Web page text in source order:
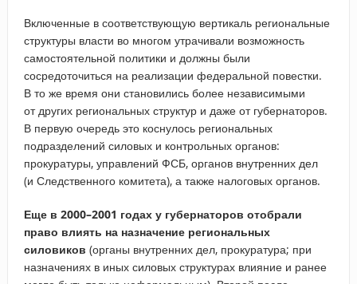
Включенные в соответствующую вертикаль региональные
структуры власти во многом утрачивали возможность
самостоятельной политики и должны были
сосредоточиться на реализации федеральной повестки.
В то же время они становились более независимыми
от других региональных структур и даже от губернаторов.
В первую очередь это коснулось региональных
подразделений силовых и контрольных органов:
прокуратуры, управлений ФСБ, органов внутренних дел
(и Следственного комитета), а также налоговых органов.
Еще в 2000–2001 годах у губернаторов отобрали
право влиять на назначение региональных
силовиков (органы внутренних дел, прокуратура; при
назначениях в иных силовых структурах влияние и ранее